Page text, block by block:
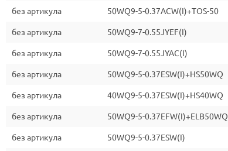
без артикула 50WQ9-5-0.37ACW(I)+TOS-50
без артикула 50WQ9-7-0.55JYEF(I)
без артикула 50WQ9-7-0.55JYAC(I)
без артикула 50WQ9-5-0.37ESW(I)+HS50WQ
без артикула 40WQ9-5-0.37ESW(I)+HS40WQ
без артикула 50WQ9-5-0.37EFW(I)+ELB50WQ
без артикула 50WQ9-5-0.37ESW(I)